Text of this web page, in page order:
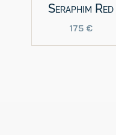
Seraphim Red
175 €